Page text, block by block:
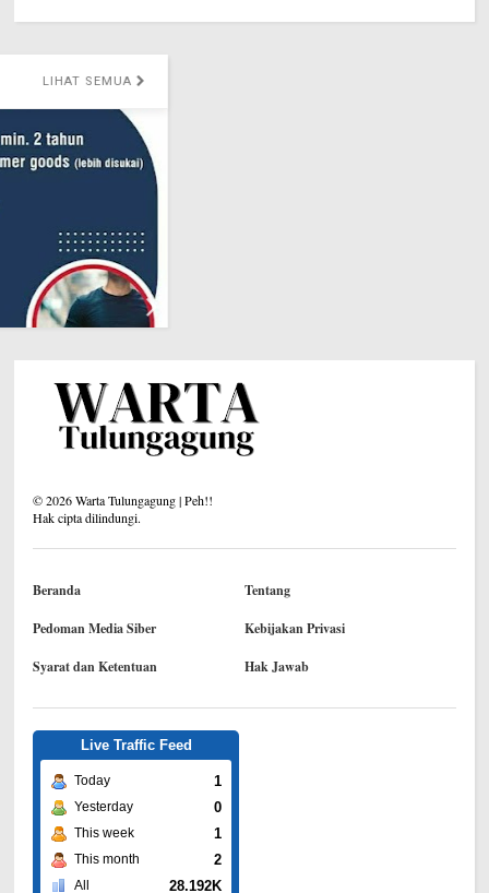
SEMUA
©2026Warta Tulungagung | Peh!!
Hak cipta dilindungi.
Beranda Tentang
Pedoman Media Siber Kebijakan Privasi
Syarat dan Ketentuan Hak Jawab
Live Traffic Feed
Today 1
Yesterday 0
This week 1
This month 2
All 28.192K